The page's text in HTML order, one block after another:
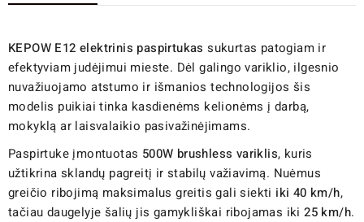
KEPOW E12 elektrinis paspirtukas sukurtas patogiam ir
efektyviam judėjimui mieste. Dėl galingo variklio, ilgesnio
nuvažiuojamo atstumo ir išmanios technologijos šis
modelis puikiai tinka kasdienėms kelionėms į darbą,
mokyklą ar laisvalaikio pasivažinėjimams.
Paspirtuke įmontuotas 500W brushless variklis, kuris
užtikrina sklandų pagreitį ir stabilų važiavimą. Nuėmus
greičio ribojimą maksimalus greitis gali siekti iki 40 km/h,
tačiau daugelyje šalių jis gamykliškai ribojamas iki25 km/h.